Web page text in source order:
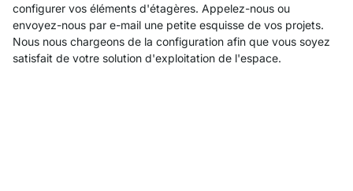
configurer vos éléments d'étagères. Appelez-nous ou
envoyez-nous par e-mail une petite esquisse de vos projets.
Nous nous chargeons de la configuration afin que vous soyez
satisfait de votre solution d'exploitation de l'espace.